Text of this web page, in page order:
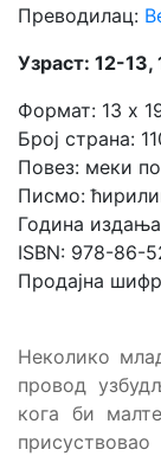
Преводилац:
Узраст: 12-13,
Формат: 13 x
Број страна:
Повез: меки
Писмо:
Година
ISBN: 978-86-
Продајна
Неколико
провод
кога би